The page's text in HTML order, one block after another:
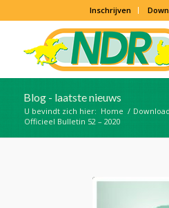
Inschrijven
Blog - laatste nieuws
U bevindt zich hier: Home /
Officieel Bulletin 52 – 2020